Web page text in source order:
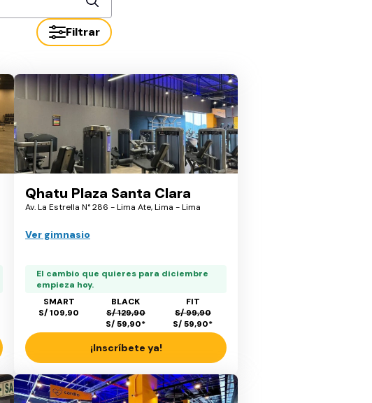
Filtrar
Qhatu Plaza Santa Clara
Av. La Estrella N° 286 - Lima Ate, Lima - Lima
Ver gimnasio
El cambio que quieres para diciembre
empieza hoy.
SMART
S/ 109,90
BLACK
S/ 129,90
S/ 59,90*
FIT
S/ 99,90
S/ 59,90*
¡Inscríbete ya!